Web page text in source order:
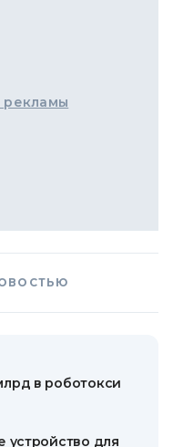
в роботокси
устройство для